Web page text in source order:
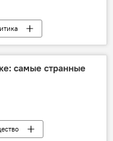
самые странные